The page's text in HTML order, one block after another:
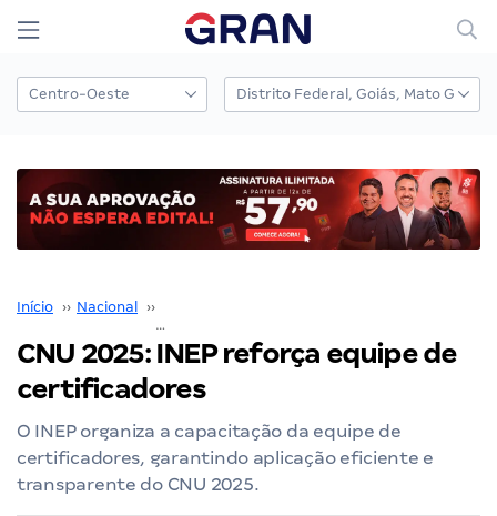
Início ›› Nacional ››
CNU 2025: INEP reforça equipe de
certificadores
O INEP organiza a capacitação da equipe de
certificadores, garantindo aplicação eficiente e
transparente do CNU 2025.